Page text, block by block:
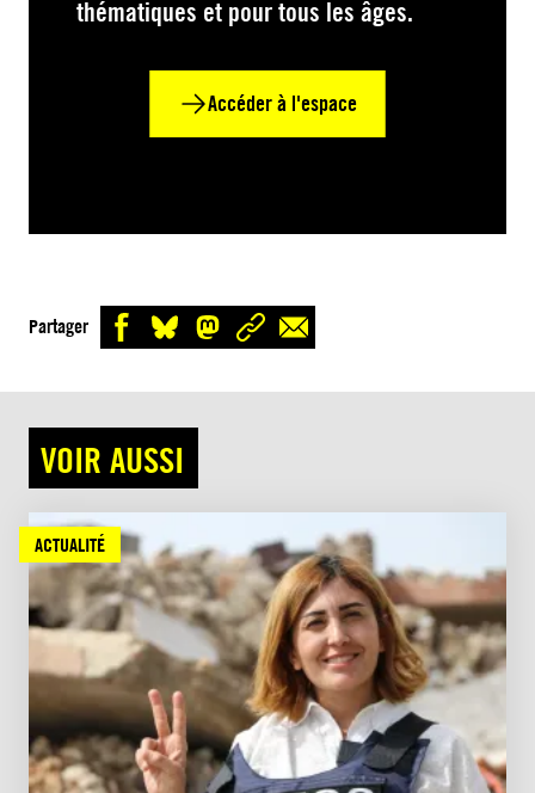
thématiques et pour tous les âges.
Accéder à l'espace
Partager
VOIR AUSSI
ACTUALITÉ